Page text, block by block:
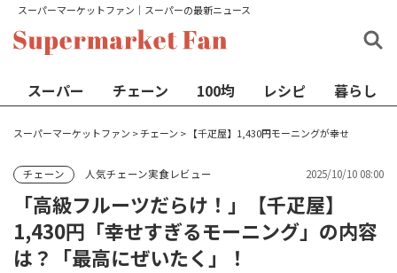
スーパーマーケットファン│スーパーの最新ニュース
スーパー チェーン 100均 レシピ 暮らし
スーパーマーケットファン >チェーン > 【千疋屋】1,430円モーニングが幸せ
チェーン 人気チェーン実食レビュー 2025/10/10 08:00
「高級フルーツだらけ！」【千疋屋】
1,430円「幸せすぎるモーニング」の内容
は？「最高にぜいたく」！